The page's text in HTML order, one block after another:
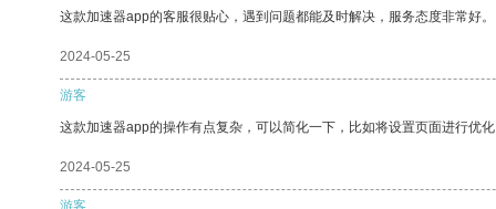
这款加速器app的客服很贴心，遇到问题都能及时解决，服务态度非常好。
2024-05-25
游客
这款加速器app的操作有点复杂，可以简化一下，比如将设置页面进行优
2024-05-25
游客